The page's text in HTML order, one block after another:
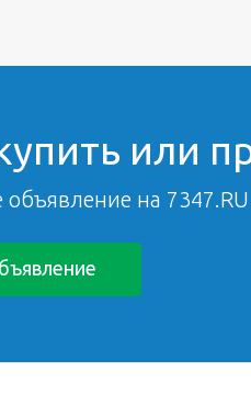
или
объявление на 7347.RU